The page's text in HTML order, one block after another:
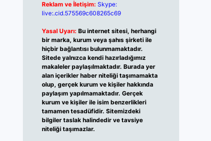
Reklam ve İletişim: Skype:
live:.cid.575569c608265c69
Yasal Uyarı: Bu internet sitesi, herhangi
bir marka, kurum veya şahıs şirketi ile
hiçbir bağlantısı bulunmamaktadır.
Sitede yalnızca kendi hazırladığımız
makaleler paylaşılmaktadır. Burada yer
alan içerikler haber niteliği taşımamakta
olup, gerçek kurum ve kişiler hakkında
paylaşım yapılmamaktadır. Gerçek
kurum ve kişiler ile isim benzerlikleri
tamamen tesadüfidir. Sitemizdeki
bilgiler taslak halindedir ve tavsiye
niteliği taşımazlar.